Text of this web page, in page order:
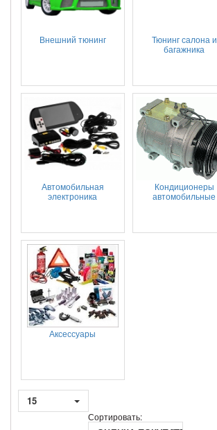
Внешний тюнинг
Тюнинг салона и
багажника
Автомобильная
электроника
Кондиционеры
автомобильные
Аксессуары
15
Сортировать: